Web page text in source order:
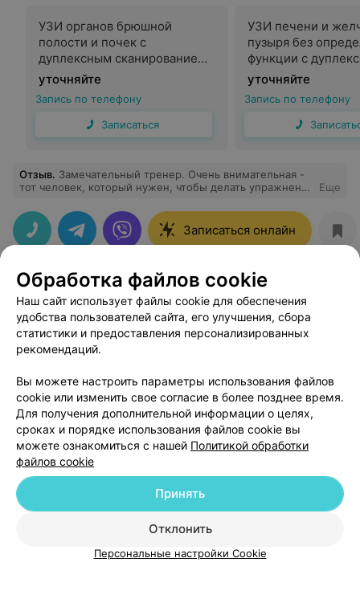
УЗИ органов брюшной
полости и почек с
дуплексным сканированием
сосудов
уточняйте
Запись по телефону
Записаться
УЗИ печени и
пузыря без
функции с
сканированием
уточняйте
Запись по телефону
Отзыв. Замечательный тренер. Очень внимательная -
тот человек, который нужен, чтобы делать упражнения
мышцы, а не те, которые привыкли компенсировать.
Еще
Записаться онлайн
Добавить компанию
Обработка файлов cookie
Наш сайт использует файлы cookie для обеспечения
удобства пользователей сайта, его улучшения, сбора
статистики и предоставления персонализированных
рекомендаций.
Вы можете настроить параметры использования файлов
cookie или изменить свое согласие в более позднее время.
Для получения дополнительной информации о целях,
сроках и порядке использования файлов cookie вы
можете ознакомиться с нашей Политикой обработки
файлов cookie
Отклонить
Принять
Персональные настройки Cookie